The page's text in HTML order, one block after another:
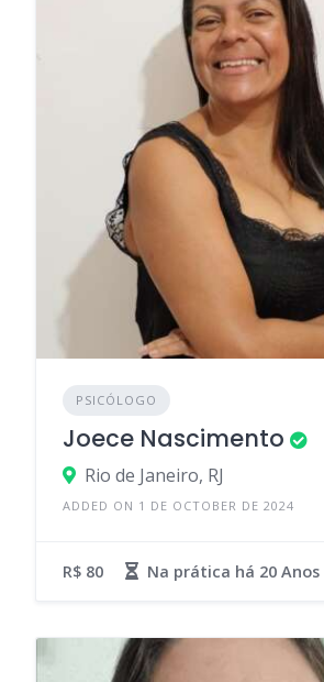
PSICÓLOGO
Joece Nascimento
Rio de Janeiro, RJ
ADDED ON 1 DE OCTOBER DE 2024
R$ 80 Na prática há 20 Anos